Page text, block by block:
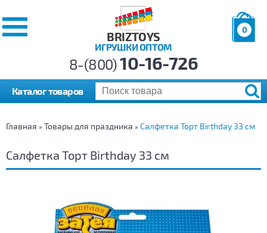
BRIZTOYS
ИГРУШКИ ОПТОМ
0
р.
8-(800)10-16-726
Каталог товаров
Главная » Товары для праздника » Салфетка Торт Birthday 33 см
Салфетка Торт Birthday 33 см